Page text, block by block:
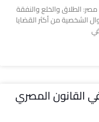
الطلاق والخلع والنفقة
الشخصية من أكثر القضايا
القانون المصري